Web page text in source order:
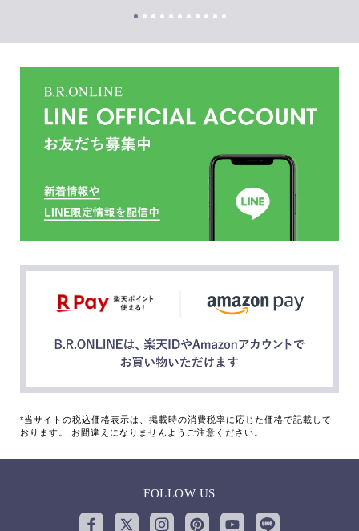
*当サイトの税込価格表示は、掲載時の消費税率に応じた価格で記載して
おります。 お間違えになりませんようご注意ください。
FOLLOW US